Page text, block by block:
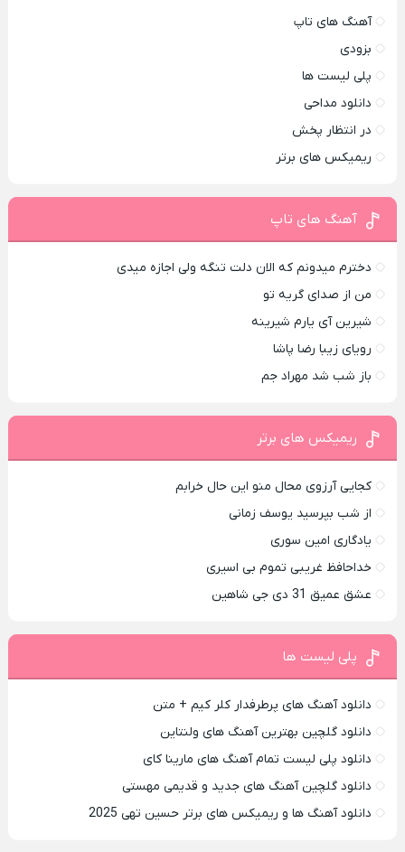
آهنگ های تاپ
بزودی
پلی لیست ها
دانلود مداحی
در انتظار پخش
ریمیکس های برتر
آهنگ های تاپ
دخترم میدونم که الان دلت تنگه ولی اجازه میدی
من از صدای گريه تو
شیرین آی یارم شیرینه
رویای زیبا رضا پاشا
باز شب شد مهراد جم
ریمیکس های برتر
کجایی آرزوی محال منو این حال خرابم
از شب بپرسید یوسف زمانی
یادگاری امین سوری
خداحافظ غریبی تموم بی اسیری
عشق عمیق 31 دی جی شاهین
پلی لیست ها
دانلود آهنگ های پرطرفدار کلر کیم + متن
دانلود گلچین بهترین آهنگ های ولنتاین
دانلود پلی لیست تمام آهنگ های مارینا کای
دانلود گلچین آهنگ های جدید و قدیمی مهستی
دانلود آهنگ ها و ریمیکس های برتر حسین تهی 2025